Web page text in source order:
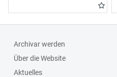
Archivar werden
Über die Website
Aktuelles